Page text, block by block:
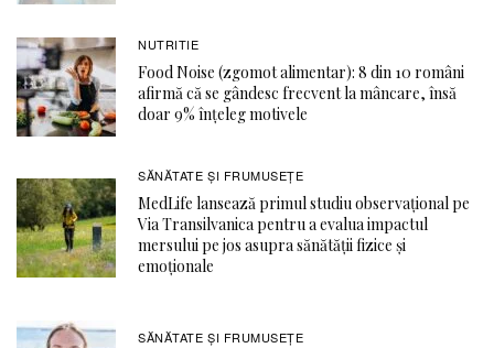
NUTRITIE
Food Noise (zgomot alimentar): 8 din 10 români
afirmă că se gândesc frecvent la mâncare, însă
doar 9% înțeleg motivele
SĂNĂTATE ŞI FRUMUSEȚE
MedLife lansează primul studiu observațional pe
Via Transilvanica pentru a evalua impactul
mersului pe jos asupra sănătății fizice și
emoționale
SĂNĂTATE ŞI FRUMUSEȚE